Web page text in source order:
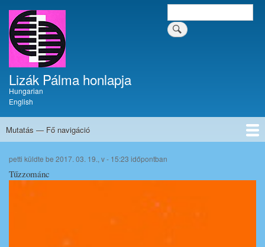
Keresés a tartalomban
Keresés
a
tartalomban
Lizák Pálma honlapja
Hungarian
English
Fő
Mutatás — Fő navigáció
Címlap
Krónika
Művészi pályafutás
Festmények
Tűzzománcok
Írások
Dokumentumok
Kapcsolat
petti küldte be 2017. 03. 19., v - 15:23 időpontban
Tűzzománc